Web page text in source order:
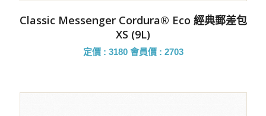
Classic Messenger Cordura® Eco 經典郵差包
XS (9L)
定價 : 3180 會員價 : 2703